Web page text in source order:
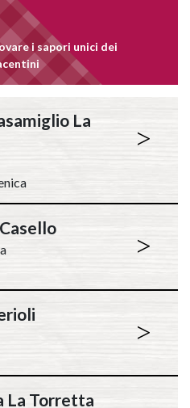
i sapori unici dei
La
>
>
>
La Torretta